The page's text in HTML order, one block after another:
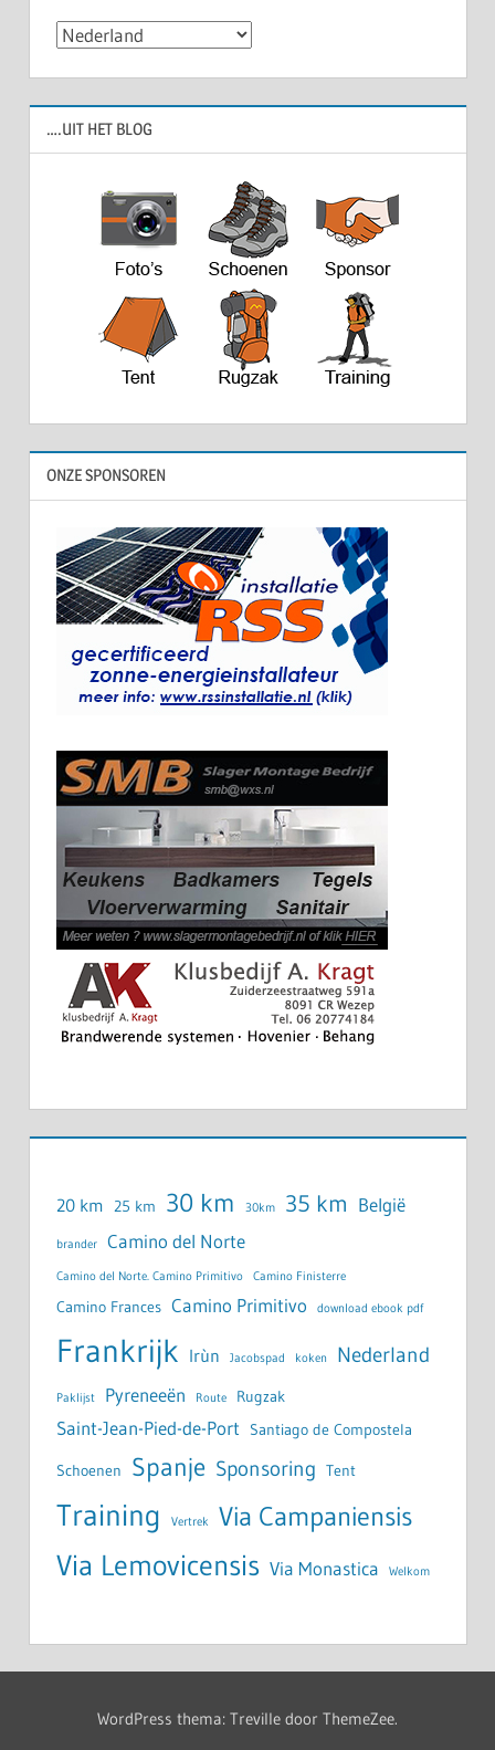
Categorieën
….UIT HET BLOG
ONZE SPONSOREN
20 km 25 km 30 km 30km 35 km België
brander Camino del Norte
Camino del Norte. Camino Primitivo Camino Finisterre
Camino Frances Camino Primitivo download ebook pdf
Frankrijk Irùn Jacobspad koken Nederland
Paklijst Pyreneeën Route Rugzak
Saint-Jean-Pied-de-Port Santiago de Compostela
Schoenen Spanje Sponsoring Tent
Training Vertrek Via Campaniensis
Via Lemovicensis Via Monastica Welkom
WordPress thema: Treville door ThemeZee.